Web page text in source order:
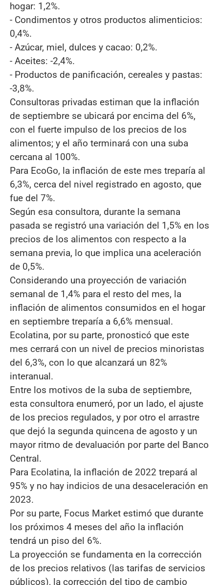
hogar: 1,2%.
- Condimentos y otros productos alimenticios:
0,4%.
- Azúcar, miel, dulces y cacao: 0,2%.
- Aceites: -2,4%.
- Productos de panificación, cereales y pastas:
-3,8%.
Consultoras privadas estiman que la inflación
de septiembre se ubicará por encima del 6%,
con el fuerte impulso de los precios de los
alimentos; y el año terminará con una suba
cercana al 100%.
Para EcoGo, la inflación de este mes treparía al
6,3%, cerca del nivel registrado en agosto, que
fue del 7%.
Según esa consultora, durante la semana
pasada se registró una variación del 1,5% en los
precios de los alimentos con respecto a la
semana previa, lo que implica una aceleración
de 0,5%.
Considerando una proyección de variación
semanal de 1,4% para el resto del mes, la
inflación de alimentos consumidos en el hogar
en septiembre treparía a 6,6% mensual.
Ecolatina, por su parte, pronosticó que este
mes cerrará con un nivel de precios minoristas
del 6,3%, con lo que alcanzará un 82%
interanual.
Entre los motivos de la suba de septiembre,
esta consultora enumeró, por un lado, el ajuste
de los precios regulados, y por otro el arrastre
que dejó la segunda quincena de agosto y un
mayor ritmo de devaluación por parte del Banco
Central.
Para Ecolatina, la inflación de 2022 trepará al
95% y no hay indicios de una desaceleración en
2023.
Por su parte, Focus Market estimó que durante
los próximos 4 meses del año la inflación
tendrá un piso del 6%.
La proyección se fundamenta en la corrección
de los precios relativos (las tarifas de servicios
públicos), la corrección del tipo de cambio